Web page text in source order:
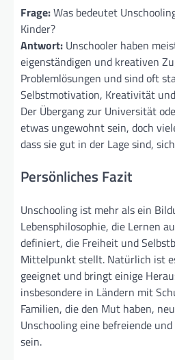
Frage:Was bedeutet
Kinder?
Antwort: Unschooler haben
eigenständigen und kreativen
Problemlösungen und sind oft
Selbstmotivation, Kreativität
Der Übergang zur Universität
etwas ungewohnt sein, doch
dass sie gut in der Lage sind,
Persönliches Fazit
Unschooling ist mehr als ein
Lebensphilosophie, die Lernen
definiert, die Freiheit und
Mittelpunkt stellt. Natürlich ist
geeignet und bringt einige
insbesondere in Ländern mit
Familien, die den Mut haben,
Unschooling eine befreiende
sein.